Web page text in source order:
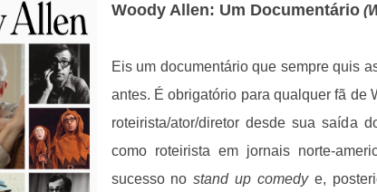
Woody Allen: Um Documentário
Eis um documentário que sempre quis
antes. É obrigatório para qualquer fã de
roteirista/ator/diretor desde sua saída
como roteirista em jornais norte-
sucesso nostand up comedye,